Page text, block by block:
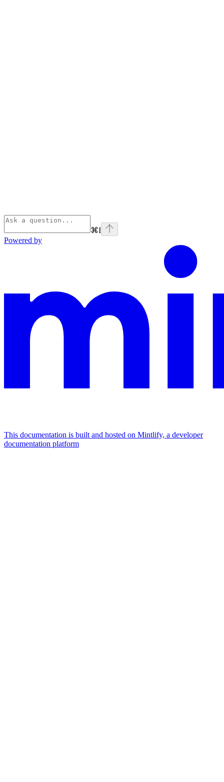
⌘I
Powered by
This documentation is built and hosted on Mintlify, a developer
documentation platform